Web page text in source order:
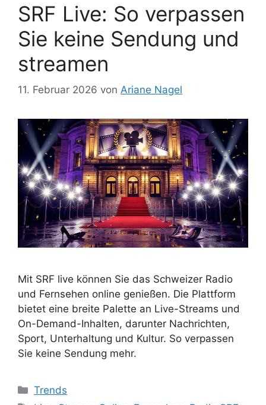
SRF Live: So verpassen
Sie keine Sendung und
streamen
11. Februar 2026 von Ariane Nagel
Mit SRF live können Sie das Schweizer Radio
und Fernsehen online genießen. Die Plattform
bietet eine breite Palette an Live-Streams und
On-Demand-Inhalten, darunter Nachrichten,
Sport, Unterhaltung und Kultur. So verpassen
Sie keine Sendung mehr.
Kategorien
Trends